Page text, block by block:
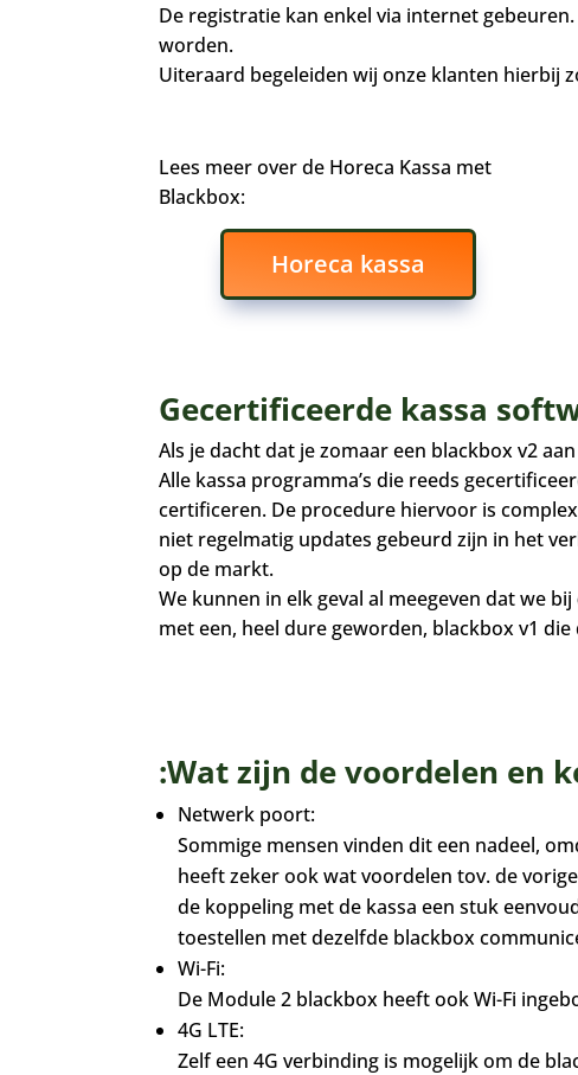
De registratie kan enkel via internet
worden.
Uiteraard begeleiden wij onze klanten hierbij
Lees meer over de Horeca Kassa met
Blackbox:
Horeca kassa
Gecertificeerde kassa
Als je dacht dat je zomaar een blackbox v2
Alle kassa programma’s die reeds
certificeren. De procedure hiervoor is
niet regelmatig updates gebeurd zijn in het
op de markt.
We kunnen in elk geval al meegeven dat we bij
met een, heel dure geworden, blackbox v1
:Wat zijn de voordelen en
Netwerk poort:
Sommige mensen vinden dit een nadeel,
heeft zeker ook wat voordelen tov. de
de koppeling met de kassa een stuk
toestellen met dezelfde blackbox
Wi-Fi:
De Module 2 blackbox heeft ook Wi-Fi
4G LTE:
Zelf een 4G verbinding is mogelijk om de